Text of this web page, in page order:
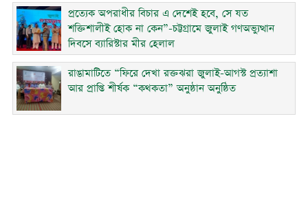
প্রত্যেক অপরাধীর বিচার এ দেশেই হবে, সে যত
শক্তিশালীই হোক না কেন”-চট্টগ্রামে জুলাই গণঅভ্যুত্থান
দিবসে ব্যারিস্টার মীর হেলাল
রাঙামাটিতে “ফিরে দেখা রক্তঝরা জুলাই-আগস্ট প্রত্যাশা
আর প্রাপ্তি শীর্ষক “কথকতা” অনুষ্ঠান অনুষ্ঠিত